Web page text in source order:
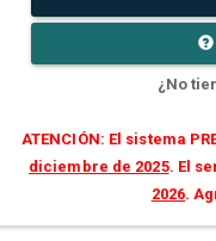
¿No
ATENCIÓN: El sistema
diciembre de 2025. El
2026.